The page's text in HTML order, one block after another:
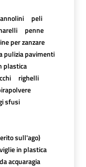
peli
penne
per zanzare
pulizia pavimenti
plastica
righelli
sfusi
sull'ago)
in plastica
acquaragia